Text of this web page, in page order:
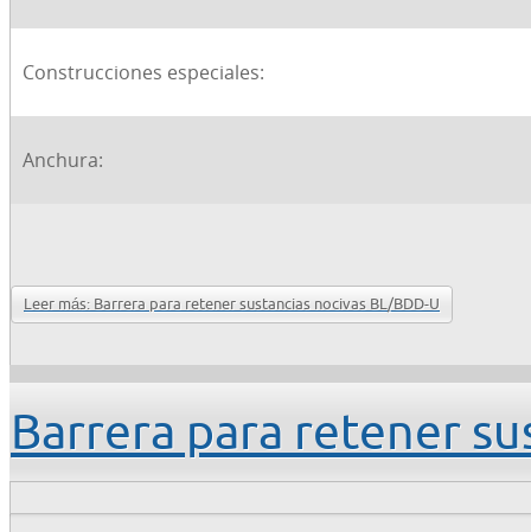
Construcciones especiales:
Anchura:
Leer más: Barrera para retener sustancias nocivas BL/BDD-U
Barrera para retener